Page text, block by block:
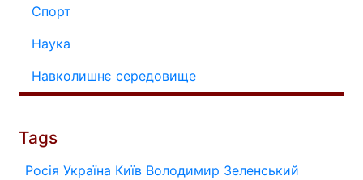
Спорт
Наука
Навколишнє середовище
Tags
Росія Україна Київ Володимир Зеленський